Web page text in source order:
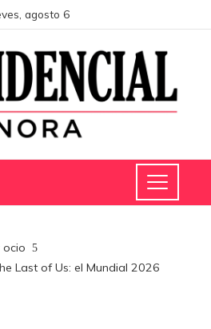
agosto 6
ocio
Last of Us: el Mundial 2026